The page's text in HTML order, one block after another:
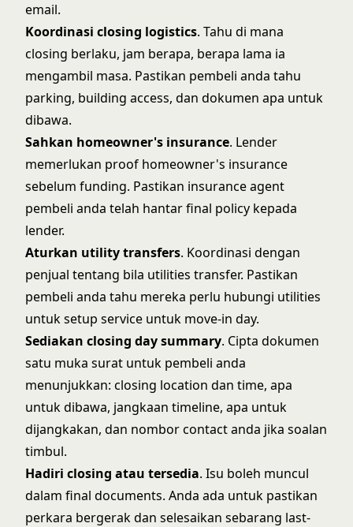
email.
Koordinasi closing logistics. Tahu di mana
closing berlaku, jam berapa, berapa lama ia
mengambil masa. Pastikan pembeli anda tahu
parking, building access, dan dokumen apa untuk
dibawa.
Sahkan homeowner's insurance. Lender
memerlukan proof homeowner's insurance
sebelum funding. Pastikan insurance agent
pembeli anda telah hantar final policy kepada
lender.
Aturkan utility transfers. Koordinasi dengan
penjual tentang bila utilities transfer. Pastikan
pembeli anda tahu mereka perlu hubungi utilities
untuk setup service untuk move-in day.
Sediakan closing day summary. Cipta dokumen
satu muka surat untuk pembeli anda
menunjukkan: closing location dan time, apa
untuk dibawa, jangkaan timeline, apa untuk
dijangkakan, dan nombor contact anda jika soalan
timbul.
Hadiri closing atau tersedia. Isu boleh muncul
dalam final documents. Anda ada untuk pastikan
perkara bergerak dan selesaikan sebarang last-